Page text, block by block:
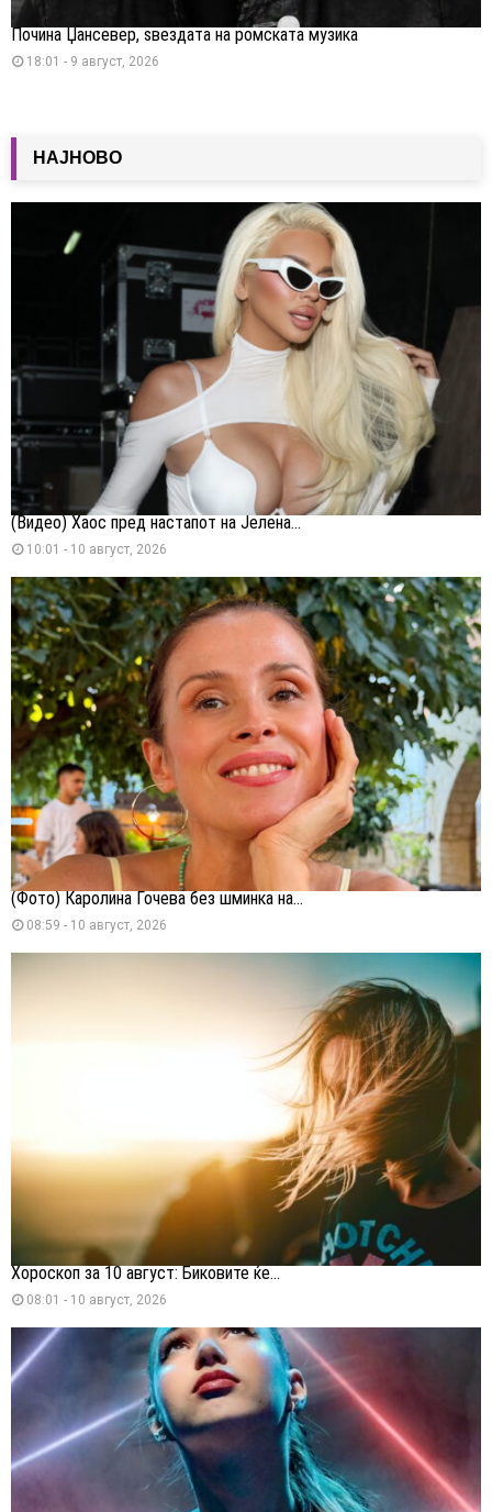
Почина Џансевер, ѕвездата на ромската музика
18:01 - 9 август, 2026
НАЈНОВО
(Видео) Хаос пред настапот на Јелена...
10:01 - 10 август, 2026
(Фото) Каролина Гочева без шминка на...
08:59 - 10 август, 2026
Хороскоп за 10 август: Биковите ќе...
08:01 - 10 август, 2026